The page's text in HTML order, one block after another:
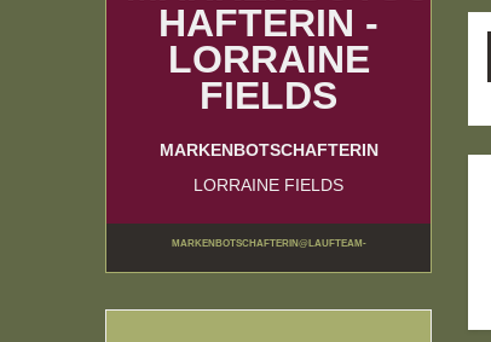
MARKENBOTSCHAFTERIN
LORRAINE FIELDS
MARKENBOTSCHAFTERIN@LAUFTEAM-